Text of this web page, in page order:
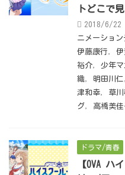
トどこで
2018/6/
ニメーショ
伊藤康行, 伊
裕介, 少年
織, 明田川仁
津和幸, 草
グ, 高橋美
ドラマ/青春
【OVA ハ